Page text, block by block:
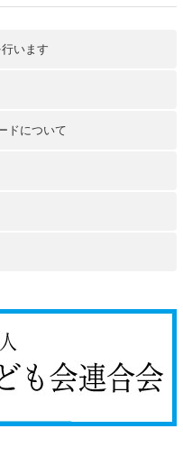
います
ドについて